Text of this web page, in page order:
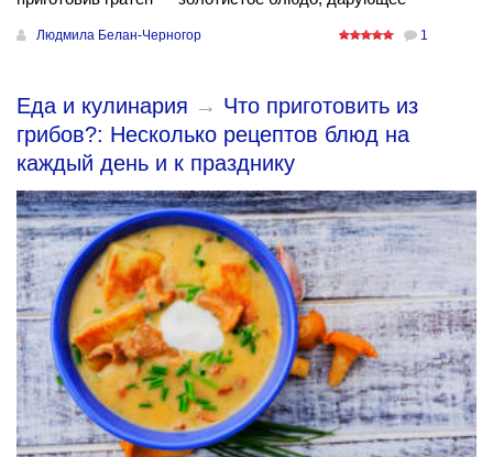
Людмила Белан-Черногор 1
Еда и кулинария → Что приготовить из
грибов?: Несколько рецептов блюд на
каждый день и к празднику